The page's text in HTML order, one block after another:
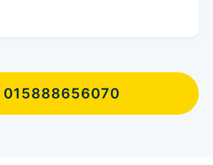
015888656070